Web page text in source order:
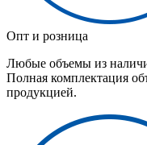
Опт и розница
Любые объемы из
Полная комплектация
продукцией.